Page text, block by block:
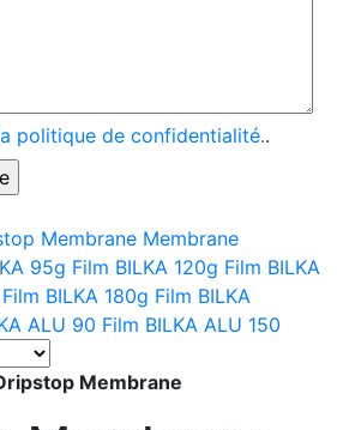
politique de confidentialité..
Membrane Membrane
95g Film BILKA 120g Film BILKA
Film BILKA 180g Film BILKA
ALU 90 Film BILKA ALU 150
Membrane